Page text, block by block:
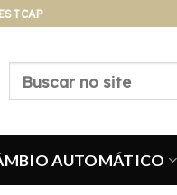
Pesquisar
AUTOMÁTICO